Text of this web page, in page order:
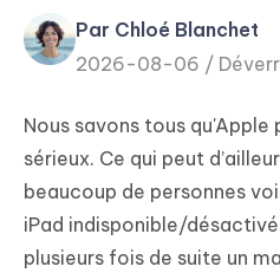
for iOS
PDNob
Editor
iAnyGo
Par Chloé Blanchet
2026-08-06 /
Nous savons tous qu'Apple
sérieux. Ce qui peut
beaucoup de personnes
iPad indisponible/
plusieurs fois de suite un